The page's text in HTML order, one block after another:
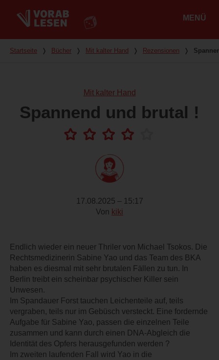
MENÜ
Du bist hier
Startseite ❭ Bücher ❭ Mit kalter Hand ❭ Rezensionen ❭
Mit kalter Hand
Spannend und brutal !
17.08.2025 – 15:17
Von kiki
Endlich wieder ein neuer Thriler von Michael Tsokos. Die
Rechtsmedizinerin Sabine Yao und das Team des BKA
haben es diesmal mit sehr brutalen Fällen zu tun. In
Berlin treibt ein scheinbar psychischer Killer sein
Unwesen.
Im Spandauer Forst tauchen Leichenteile auf, teils
vergraben, teils nur im Gebüsch versteckt. Eine fordernde
Aufgabe für Sabine Yao, passen die einzelnen Teile
zusammen und kann durch einen DNA-Abgleich die
Identität des Opfers herausgefunden werden ?
Im zweiten laufenden Fall wird Yao in die